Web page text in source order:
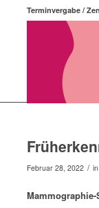
Terminvergabe /
Februar 28, 2022 / in